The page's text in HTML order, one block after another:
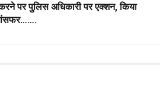
पर पुलिस अधिकारी पर एक्शन, किया